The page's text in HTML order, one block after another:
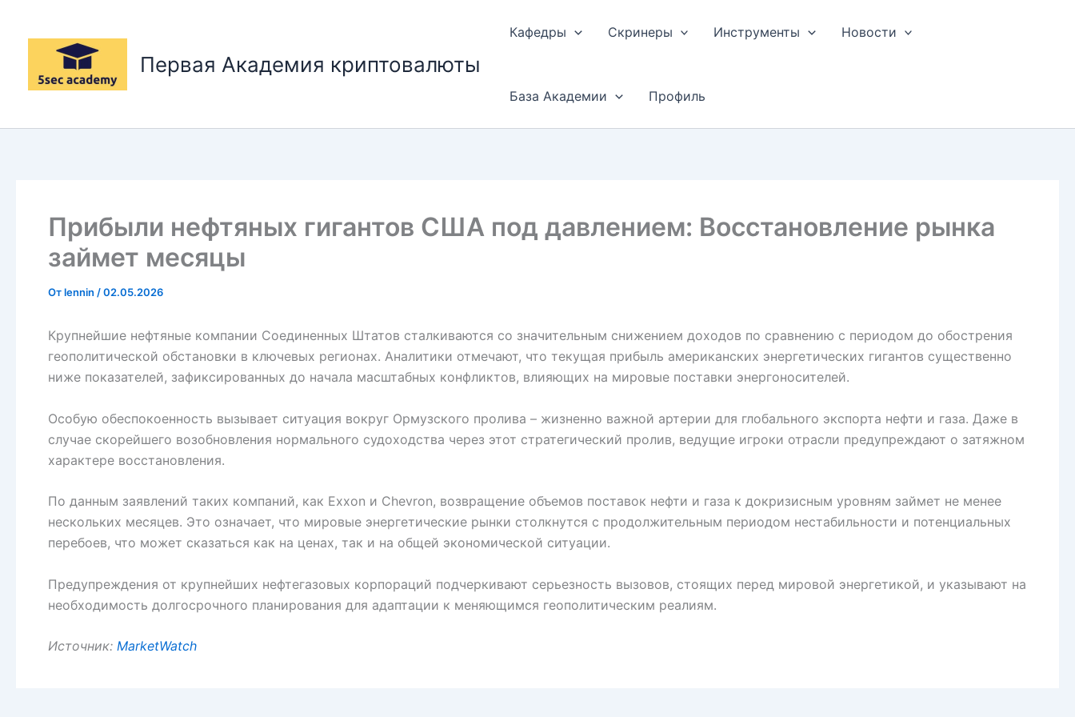
содержимому
Первая Академия криптовалюты
Кафедры Скринеры Инструменты Новости
База Академии Профиль
Прибыли нефтяных гигантов США под давлением: Восстановление рынка
займет месяцы
Отlennin /02.05.2026
Крупнейшие нефтяные компании Соединенных Штатов сталкиваются со значительным снижением доходов по сравнению с периодом до обострения
геополитической обстановки в ключевых регионах. Аналитики отмечают, что текущая прибыль американских энергетических гигантов существенно
ниже показателей, зафиксированных до начала масштабных конфликтов, влияющих на мировые поставки энергоносителей.
Особую обеспокоенность вызывает ситуация вокруг Ормузского пролива – жизненно важной артерии для глобального экспорта нефти и газа. Даже в
случае скорейшего возобновления нормального судоходства через этот стратегический пролив, ведущие игроки отрасли предупреждают о затяжном
характере восстановления.
По данным заявлений таких компаний, как Exxon и Chevron, возвращение объемов поставок нефти и газа к докризисным уровням займет не менее
нескольких месяцев. Это означает, что мировые энергетические рынки столкнутся с продолжительным периодом нестабильности и потенциальных
перебоев, что может сказаться как на ценах, так и на общей экономической ситуации.
Предупреждения от крупнейших нефтегазовых корпораций подчеркивают серьезность вызовов, стоящих перед мировой энергетикой, и указывают на
необходимость долгосрочного планирования для адаптации к меняющимся геополитическим реалиям.
Источник: MarketWatch